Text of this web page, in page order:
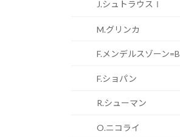
J.シュトラウスⅠ
M.グリンカ
F.メンデルスゾーン=B
F.ショパン
R.シューマン
O.ニコライ